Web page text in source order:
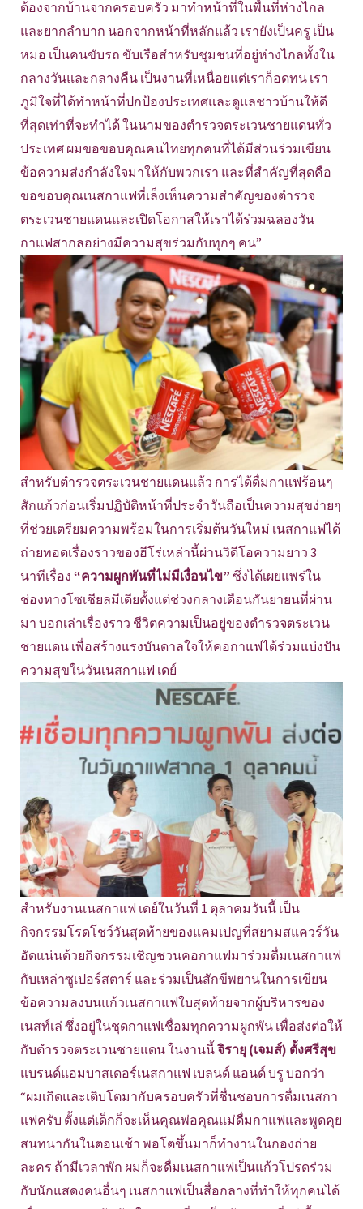
ต้องจากบ้านจากครอบครัว มาทำหน้าที่ในพื้นที่ห่างไกล
และยากลำบาก นอกจากหน้าที่หลักแล้ว เรายังเป็นครู เป็น
หมอ เป็นคนขับรถ ขับเรือสำหรับชุมชนที่อยู่ห่างไกลทั้งใน
กลางวันและกลางคืน เป็นงานที่เหนื่อยแต่เราก็อดทน เรา
ภูมิใจที่ได้ทำหน้าที่ปกป้องประเทศและดูแลชาวบ้านให้ดี
ที่สุดเท่าที่จะทำได้ ในนามของตำรวจตระเวนชายแดนทั่ว
ประเทศ ผมขอขอบคุณคนไทยทุกคนที่ได้มีส่วนร่วมเขียน
ข้อความส่งกำลังใจมาให้กับพวกเรา และที่สำคัญที่สุดคือ
ขอขอบคุณเนสกาแฟที่เล็งเห็นความสำคัญของตำรวจ
ตระเวนชายแดนและเปิดโอกาสให้เราได้ร่วมฉลองวัน
กาแฟสากลอย่างมีความสุขร่วมกับทุกๆ คน”
สำหรับตำรวจตระเวนชายแดนแล้ว การได้ดื่มกาแฟร้อนๆ
สักแก้วก่อนเริ่มปฏิบัติหน้าที่ประจำวันถือเป็นความสุขง่ายๆ
ที่ช่วยเตรียมความพร้อมในการเริ่มต้นวันใหม่ เนสกาแฟได้
ถ่ายทอดเรื่องราวของฮีโร่เหล่านี้ผ่านวิดีโอความยาว 3
นาทีเรื่อง “ความผูกพันที่ไม่มีเงื่อนไข” ซึ่งได้เผยแพร่ใน
ช่องทางโซเชียลมีเดียตั้งแต่ช่วงกลางเดือนกันยายนที่ผ่าน
มา บอกเล่าเรื่องราว ชีวิตความเป็นอยู่ของตำรวจตระเวน
ชายแดน เพื่อสร้างแรงบันดาลใจให้คอกาแฟได้ร่วมแบ่งปัน
ความสุขในวันเนสกาแฟ เดย์
สำหรับงานเนสกาแฟ เดย์ในวันที่ 1 ตุลาคมวันนี้ เป็น
กิจกรรมโรดโชว์วันสุดท้ายของแคมเปญที่สยามสแควร์วัน
อัดแน่นด้วยกิจกรรมเชิญชวนคอกาแฟมาร่วมดื่มเนสกาแฟ
กับเหล่าซูเปอร์สตาร์ และร่วมเป็นสักขีพยานในการเขียน
ข้อความลงบนแก้วเนสกาแฟใบสุดท้ายจากผู้บริหารของ
เนสท์เล่ ซึ่งอยู่ในชุดกาแฟเชื่อมทุกความผูกพัน เพื่อส่งต่อให้
กับตำรวจตระเวนชายแดน ในงานนี้จิรายุ (เจมส์) ตั้งศรีสุข
แบรนด์แอมบาสเดอร์เนสกาแฟ เบลนด์ แอนด์ บรู บอกว่า
“ผมเกิดและเติบโตมากับครอบครัวที่ชื่นชอบการดื่มเนสกา
แฟครับ ตั้งแต่เด็กก็จะเห็นคุณพ่อคุณแม่ดื่มกาแฟและพูดคุย
สนทนากันในตอนเช้า พอโตขึ้นมาก็ทำงานในกองถ่าย
ละคร ถ้ามีเวลาพัก ผมก็จะดื่มเนสกาแฟเป็นแก้วโปรดร่วม
กับนักแสดงคนอื่นๆ เนสกาแฟเป็นสื่อกลางที่ทำให้ทุกคนได้